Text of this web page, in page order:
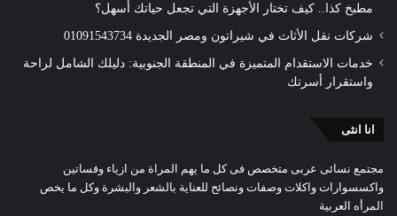
مطبخ كذا.. كيف تختار الأجهزة التي تجعل حياتك أسهل؟
شركات نقل الأثاث في شيراتون ومصر الجديدة 01091543734
خدمات الاستقدام المتميزة في المنطقة الجنوبية: دليلك الشامل لراحة
واستقرار أسرتك
انا انثى
مجتمع نسائى عربى متخصص فى كل ما يهم المراة من ازياء وفساتين
واكسسوارات واكلات وصفات ونصائح للعناية بالشعر والبشرة وكل ما يخص
المرأه العربية